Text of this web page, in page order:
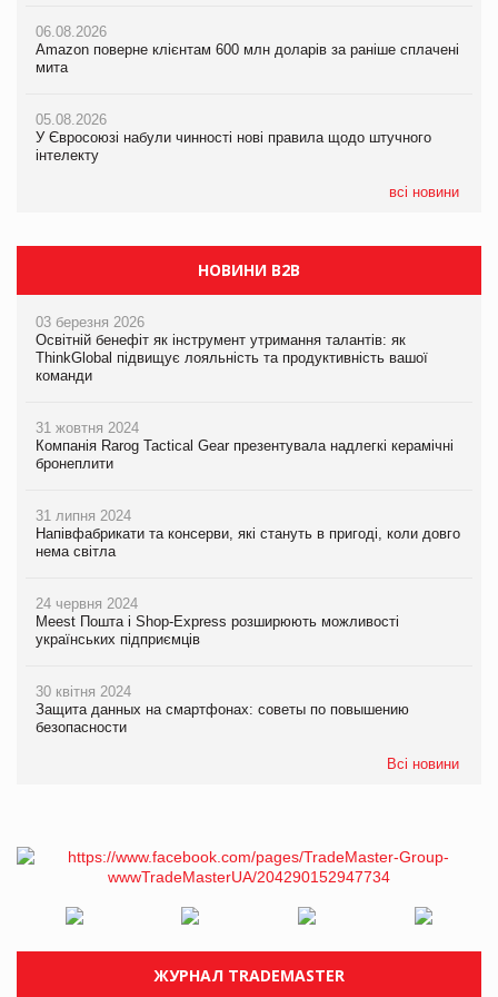
06.08.2026
Amazon поверне клієнтам 600 млн доларів за раніше сплачені
мита
05.08.2026
У Євросоюзі набули чинності нові правила щодо штучного
інтелекту
всі новини
05.08.2026
Смачне поповнення дитячого меню: у VARUS з’явилися
05.08.2026
Сергій Лісунов про заморожені хлібобулочні вироби на
05.08.2026
У Євросоюзі набули чинності нові правила щодо штучного
інтелекту
05.08.2026
Рекламна платформа вимагає від Google компенсацію за
втрату 6,9 трлн рекламних показів
НОВИНИ B2B
03 березня 2026
Освітній бенефіт як інструмент утримання талантів: як
ThinkGlobal підвищує лояльність та продуктивність вашої
команди
31 жовтня 2024
Компанія Rarog Tactical Gear презентувала надлегкі керамічні
бронеплити
31 липня 2024
Напівфабрикати та консерви, які стануть в пригоді, коли довго
нема світла
24 червня 2024
Meest Пошта і Shop-Express розширюють можливості
українських підприємців
30 квітня 2024
Защита данных на смартфонах: советы по повышению
безопасности
Всі новини
ЖУРНАЛ TRADEMASTER